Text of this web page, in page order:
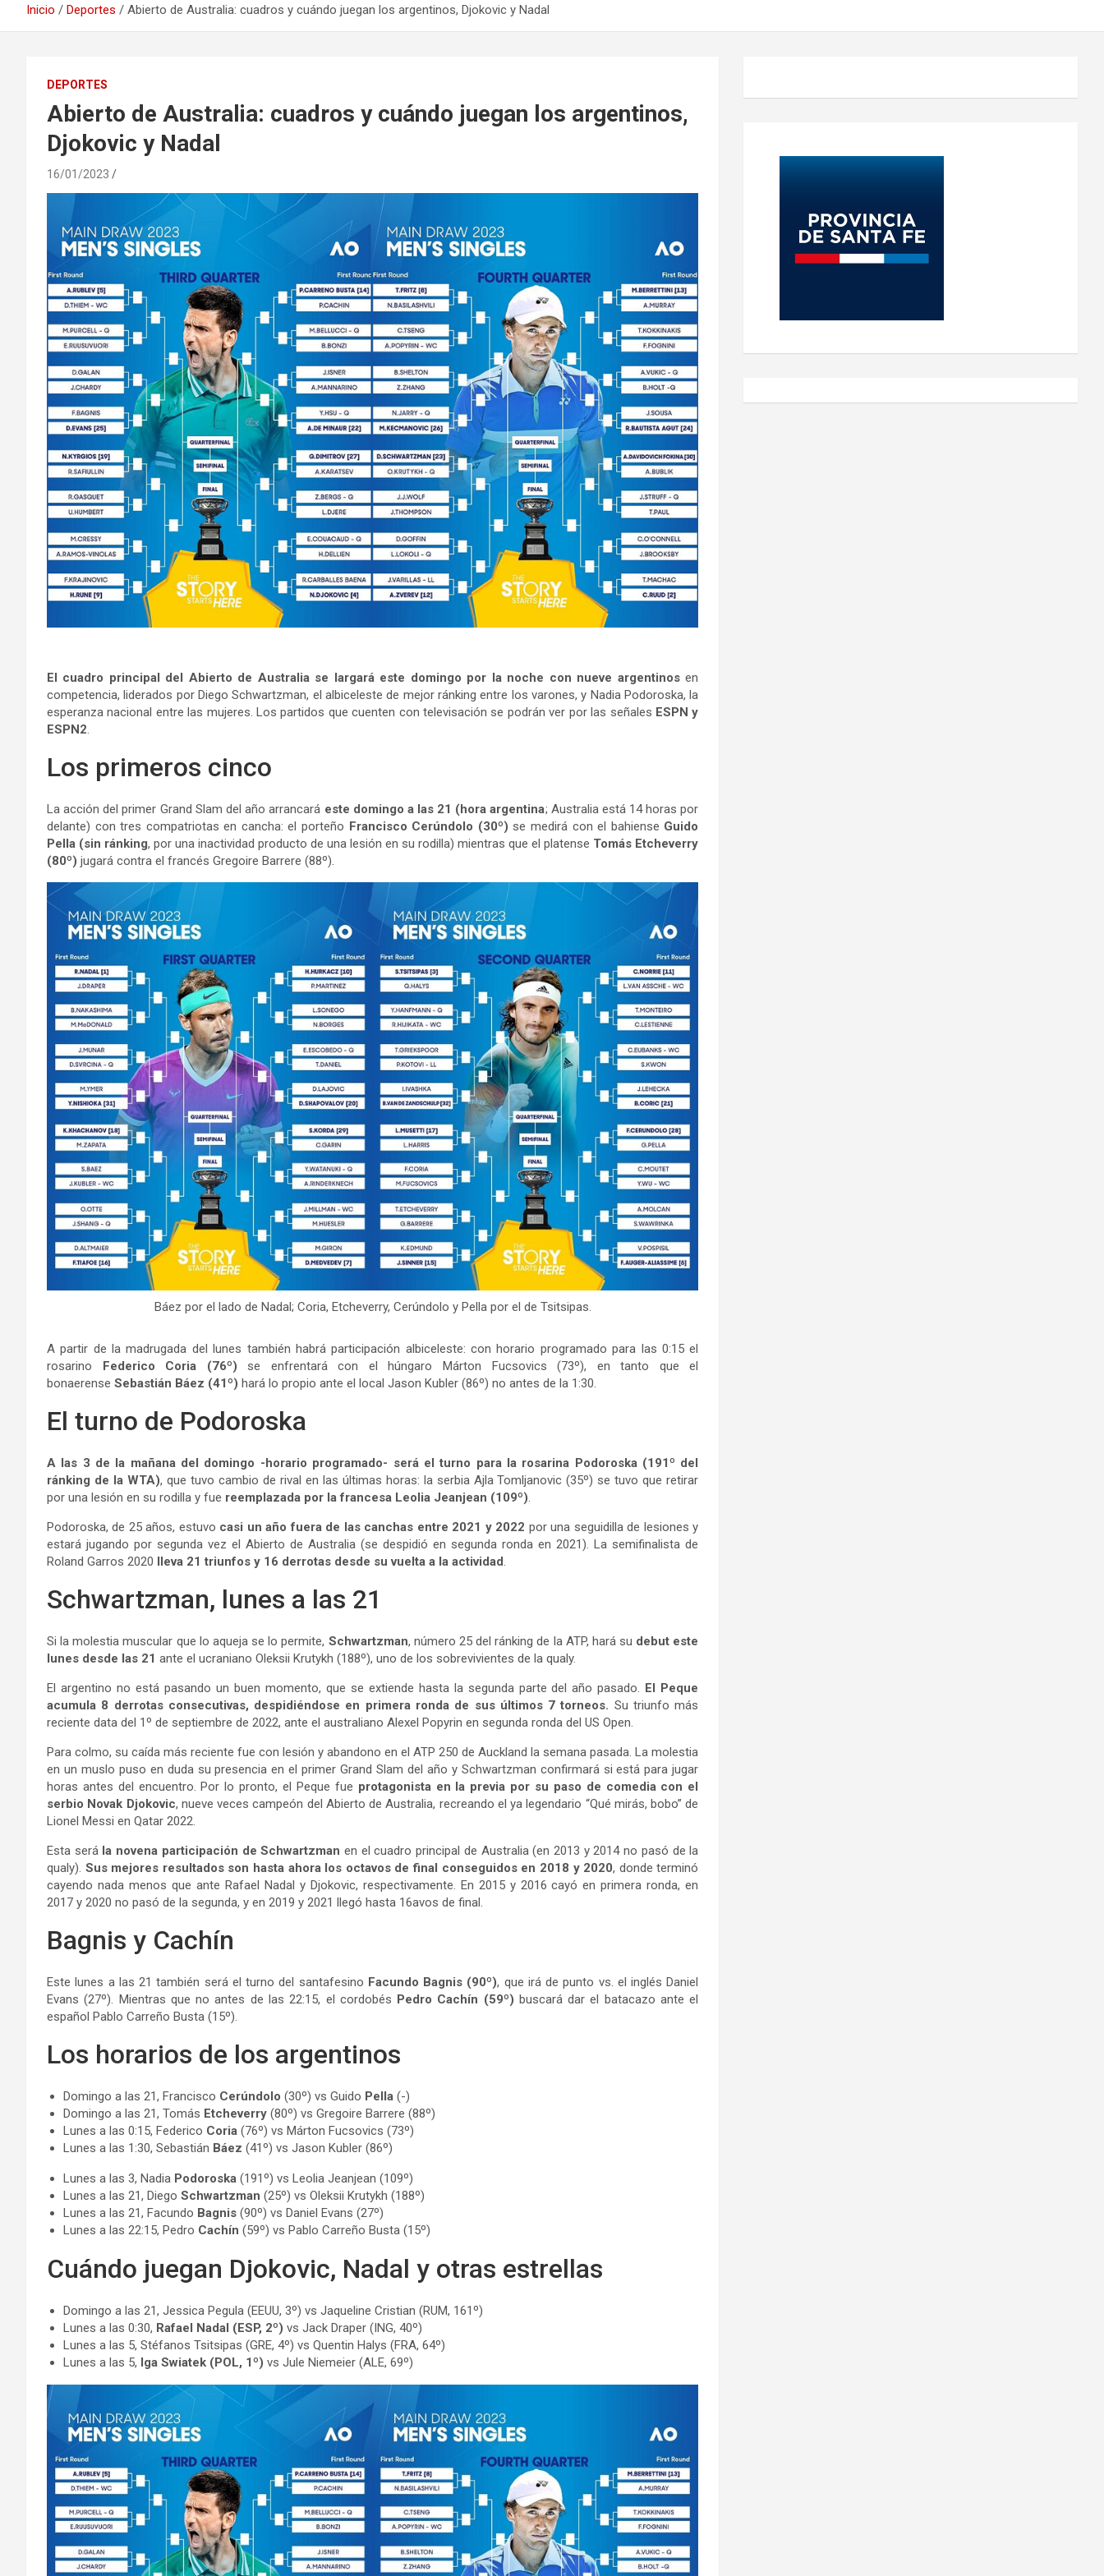
Inicio Deportes Abierto de Australia: cuadros y cuándo juegan los argentinos, Djokovic y Nadal
DEPORTES
Abierto de Australia: cuadros y cuándo juegan los argentinos,
Djokovic y Nadal
16/01/2023
El cuadro principal del Abierto de Australia se largará este domingo por la noche con nueve argentinosen
competencia, liderados por Diego Schwartzman, el albiceleste de mejor ránking entre los varones, y Nadia Podoroska, la
esperanza nacional entre las mujeres. Los partidos que cuenten con televisación se podrán ver por las señales ESPN y
ESPN2.
Los primeros cinco
La acción del primer Grand Slam del año arrancará este domingo a las 21 (hora argentina; Australia está 14 horas por
delante) con tres compatriotas en cancha: el porteño Francisco Cerúndolo (30º) se medirá con el bahiense Guido
Pella (sin ránking, por una inactividad producto de una lesión en su rodilla) mientras que el platense Tomás Etcheverry
(80º) jugará contra el francés Gregoire Barrere (88º).
Báez por el lado de Nadal; Coria, Etcheverry, Cerúndolo y Pella por el de Tsitsipas.
A partir de la madrugada del lunes también habrá participación albiceleste: con horario programado para las 0:15 el
rosarino Federico Coria (76º) se enfrentará con el húngaro Márton Fucsovics (73º), en tanto que el
bonaerense Sebastián Báez (41º) hará lo propio ante el local Jason Kubler (86º) no antes de la 1:30.
El turno de Podoroska
A las 3 de la mañana del domingo -horario programado- será el turno para la rosarina Podoroska (191º del
ránking de la WTA), que tuvo cambio de rival en las últimas horas: la serbia Ajla Tomljanovic (35º) se tuvo que retirar
por una lesión en su rodilla y fue reemplazada por la francesa Leolia Jeanjean (109º)
Podoroska, de 25 años, estuvo casi un año fuera de las canchas entre 2021 y 2022 por una seguidilla de lesiones y
estará jugando por segunda vez el Abierto de Australia (se despidió en segunda ronda en 2021). La semifinalista de
Roland Garros 2020 lleva 21 triunfos y 16 derrotas desde su vuelta a la actividad
Schwartzman, lunes a las 21
Si la molestia muscular que lo aqueja se lo permite, Schwartzman, número 25 del ránking de la ATP, hará su debut este
lunes desde las 21 ante el ucraniano Oleksii Krutykh (188º), uno de los sobrevivientes de la qualy.
El argentino no está pasando un buen momento, que se extiende hasta la segunda parte del año pasado. El Peque
acumula 8 derrotas consecutivas, despidiéndose en primera ronda de sus últimos 7 torneos. Su triunfo más
reciente data del 1º de septiembre de 2022, ante el australiano Alexel Popyrin en segunda ronda del US Open.
Para colmo, su caída más reciente fue con lesión y abandono en el ATP 250 de Auckland la semana pasada. La molestia
en un muslo puso en duda su presencia en el primer Grand Slam del año y Schwartzman confirmará si está para jugar
horas antes del encuentro. Por lo pronto, el Peque fue protagonista en la previa por su paso de comedia con el
serbio Novak Djokovic, nueve veces campeón del Abierto de Australia, recreando el ya legendario “Qué mirás, bobo” de
Lionel Messi en Qatar 2022.
Esta será la novena participación de Schwartzmanen el cuadro principal de Australia (en 2013 y 2014 no pasó de la
qualy). Sus mejores resultados son hasta ahora los octavos de final conseguidos en 2018 y 2020, donde terminó
cayendo nada menos que ante Rafael Nadal y Djokovic, respectivamente. En 2015 y 2016 cayó en primera ronda, en
2017 y 2020 no pasó de la segunda, y en 2019 y 2021 llegó hasta 16avos de final.
Bagnis y Cachín
Este lunes a las 21 también será el turno del santafesino Facundo Bagnis (90º), que irá de punto vs. el inglés Daniel
Evans (27º). Mientras que no antes de las 22:15, el cordobés Pedro Cachín (59º) buscará dar el batacazo ante el
español Pablo Carreño Busta (15º).
Los horarios de los argentinos
Domingo a las 21, Francisco Cerúndolo (30º) vs Guido Pella (-)
Domingo a las 21, Tomás Etcheverry (80º) vs Gregoire Barrere (88º)
Lunes a las 0:15, Federico Coria (76º) vs Márton Fucsovics (73º)
Lunes a las 1:30, Sebastián Báez (41º) vs Jason Kubler (86º)
Lunes a las 3, Nadia Podoroska (191º) vs Leolia Jeanjean (109º)
Lunes a las 21, Diego Schwartzman (25º) vs Oleksii Krutykh (188º)
Lunes a las 21, Facundo Bagnis (90º) vs Daniel Evans (27º)
Lunes a las 22:15, Pedro Cachín (59º) vs Pablo Carreño Busta (15º)
Cuándo juegan Djokovic, Nadal y otras estrellas
Domingo a las 21, Jessica Pegula (EEUU, 3º) vs Jaqueline Cristian (RUM, 161º)
Lunes a las 0:30, Rafael Nadal (ESP, 2º) vs Jack Draper (ING, 40º)
Lunes a las 5, Stéfanos Tsitsipas (GRE, 4º) vs Quentin Halys (FRA, 64º)
Lunes a las 5, Iga Swiatek (POL, 1º) vs Jule Niemeier (ALE, 69º)